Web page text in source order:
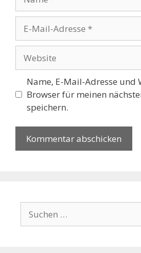
Mail-
Adresse
Name, E-Mail-Adresse und
Browser für meinen
speichern.
nach: